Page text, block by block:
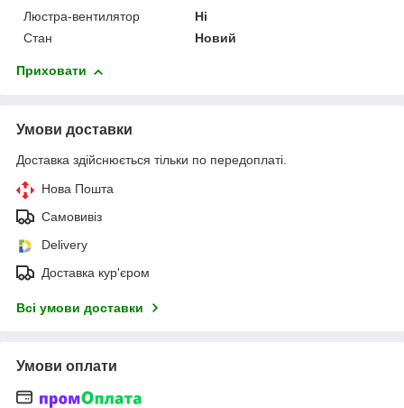
Люстра-вентилятор
Ні
Стан
Новий
Приховати
Умови доставки
Доставка здійснюється тільки по передоплаті.
Нова Пошта
Самовивіз
Delivery
Доставка кур'єром
Всі умови доставки
Умови оплати